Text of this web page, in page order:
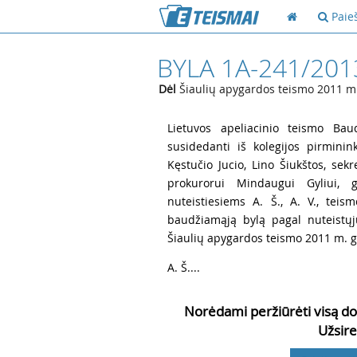
BYLA 1A-241/
Dėl Šiaulių apygardos teismo 2011
Lietuvos apeliacinio teismo
susidedanti iš kolegijos
Kęstučio Jucio, Lino Šiukštos,
prokurorui Mindaugui Gyliui,
nuteistiesiems A. Š., A. V.,
baudžiamąją bylą pagal
Šiaulių apygardos teismo 2011 m.
A. Š....
Norėdami peržiūrėti visą